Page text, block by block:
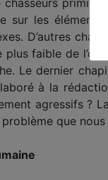
sur les
D’autres
plus faible de
Le dernier
à la
agressifs ?
problème que